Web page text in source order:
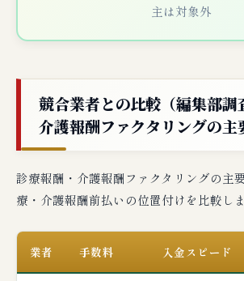
主は対象外
競合業者との比較（編集部調
介護報酬ファクタリングの主
診療報酬・介護報酬ファクタリングの主
療・介護報酬前払いの位置付けを比較しま
業者 手数料 入金スピード